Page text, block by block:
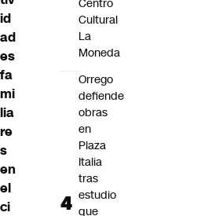
id
ad
es
fa
mi
lia
re
s
en
el
ci
Centro
Cultural
La
Moneda
Orrego
defiende
obras
en
Plaza
Italia
tras
estudio
que